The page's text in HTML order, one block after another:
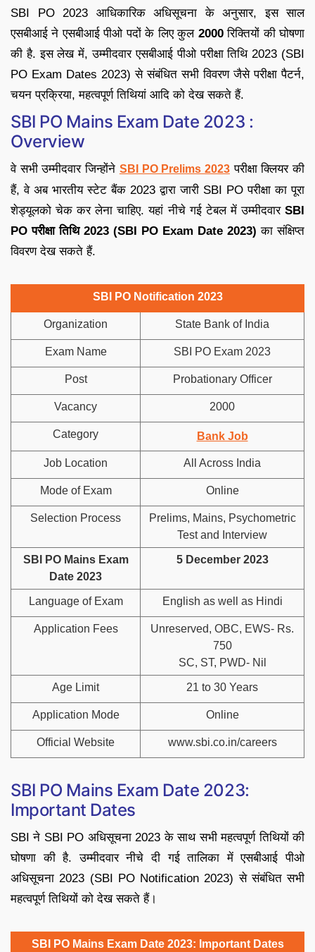
SBI PO 2023 आधिकारिक अधिसूचना के अनुसार, इस साल
एसबीआई ने एसबीआई पीओ पदों के लिए कुल 2000रिक्तियों की घोषणा
की है. इस लेख में, उम्मीदवार एसबीआई पीओ परीक्षा तिथि 2023 (SBI
PO Exam Dates 2023) से संबंधित सभी विवरण जैसे परीक्षा पैटर्न,
चयन प्रक्रिया, महत्वपूर्ण तिथियां आदि को देख सकते हैं.
SBI PO Mains Exam Date 2023 :
Overview
वे सभी उम्मीदवार जिन्होंने SBI PO Prelims 2023परीक्षा क्लियर की
हैं, वे अब भारतीय स्टेट बैंक 2023 द्वारा जारी SBI PO परीक्षा का पूरा
शेड्यूलको चेक कर लेना चाहिए. यहां नीचे गई टेबल में उम्मीदवार SBI
PO परीक्षा तिथि 2023 (SBI PO Exam Date 2023)का संक्षिप्त
विवरण देख सकते हैं.
SBI PO Notification 2023
Organization State Bank of India
Exam Name SBI PO Exam 2023
Post Probationary Officer
Vacancy 2000
Category Bank Job
Job Location All Across India
Mode of Exam Online
Selection Process
Prelims, Mains, Psychometric
Test and Interview
SBI PO Mains Exam
Date 2023
5 December 2023
Language of Exam English as well as Hindi
Application Fees
Unreserved, OBC, EWS- Rs.
750
SC, ST, PWD- Nil
Age Limit 21 to 30 Years
Application Mode Online
Official Website www.sbi.co.in/careers
SBI PO Mains Exam Date 2023:
Important Dates
SBI ने SBI PO अधिसूचना 2023 के साथ सभी महत्वपूर्ण तिथियों की
घोषणा की है. उम्मीदवार नीचे दी गई तालिका में एसबीआई पीओ
अधिसूचना 2023 (SBI PO Notification 2023) से संबंधित सभी
महत्वपूर्ण तिथियों को देख सकते हैं।
SBI PO Mains Exam Date 2023: Important Dates